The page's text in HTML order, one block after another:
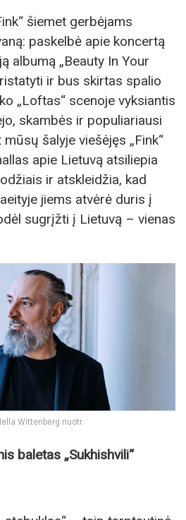
šiemet gerbėjams
paskelbė apie koncertą
albumą „Beauty In Your
ir bus skirtas spalio
„Loftas“ scenoje vyksiantis
skambės ir populiariausi
šalyje viešėjęs „Fink“
apie Lietuvą atsiliepia
ir atskleidžia, kad
jiems atvėrė duris į
sugrįžti į Lietuvą – vienas
Wittenberg nuotr.
baletas „Sukhishvili“